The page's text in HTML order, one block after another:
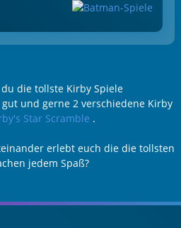
die tollste Kirby Spiele
und gerne 2 verschiedene Kirby
Star Scramble .
erlebt euch die die tollsten
jedem Spaß?